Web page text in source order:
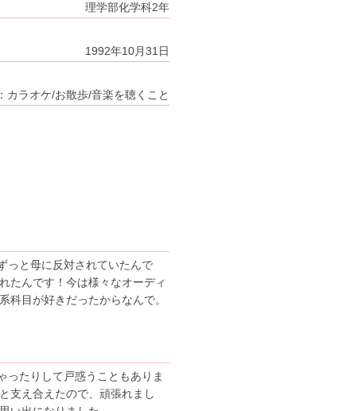
理学部化学科2年
1992年10月31日
カラオケ/お散歩/音楽を聴くこと
っと母に反対されていたんで
たんです！今は様々なオーディ
目が好きだったからなんで。
ったりして戸惑うこともありま
支え合えたので、頑張れまし